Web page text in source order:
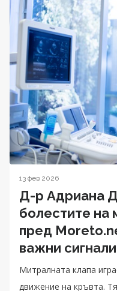
13 фев 2026
Д-р Адриана
болестите на
пред
важни
Митралната клапа
движение на кръвта.